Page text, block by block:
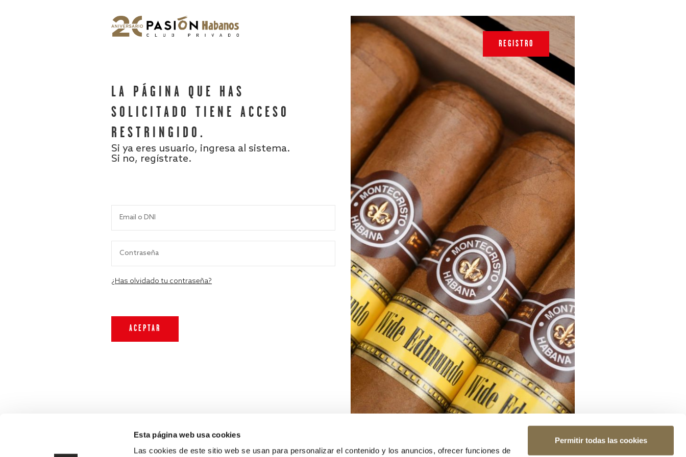
Esta página web usa cookies
Las cookies de este sitio web se usan para personalizar el contenido y los anuncios, ofrecer funciones de
Permitir todas las cookies
LA PÁGINA QUE HAS
SOLICITADO TIENE ACCESO
RESTRINGIDO.
Si ya eres usuario, ingresa al sistema.
Si no, regístrate.
¿Has olvidado tu contraseña?
REGISTRO